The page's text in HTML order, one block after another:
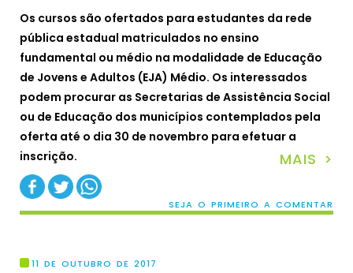
Os cursos são ofertados para estudantes da rede
pública estadual matriculados no ensino
fundamental ou médio na modalidade de Educação
de Jovens e Adultos (EJA) Médio. Os interessados
podem procurar as Secretarias de Assistência Social
ou de Educação dos municípios contemplados pela
oferta até o dia 30 de novembro para efetuar a
inscrição.
MAIS >
SEJA O PRIMEIRO A COMENTAR
11 DE OUTUBRO DE 2017